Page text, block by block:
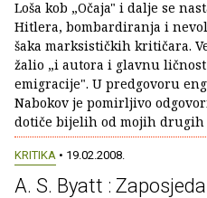
Loša kob „Očaja" i dalje se
Hitlera, bombardiranja i
šaka marksističkih kritičara.
žalio „i autora i glavnu
emigracije". U predgovoru
Nabokov je pomirljivo
dotiče bijelih od mojih drugih
KRITIKA • 19.02.2008.
A. S. Byatt :